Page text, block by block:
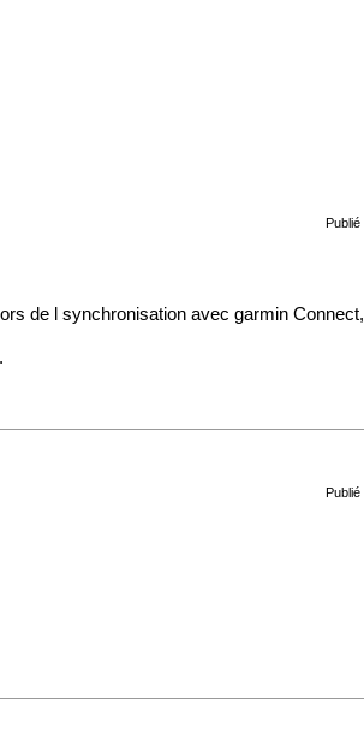
Publié
de l synchronisation avecgarmin
Publié